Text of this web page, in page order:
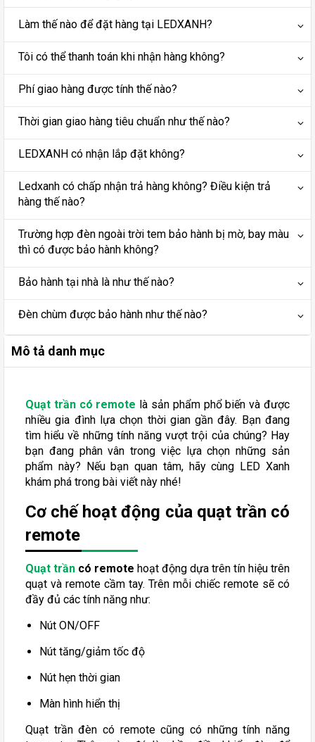
Làm thế nào để đặt hàng tại LEDXANH?
Tôi có thể thanh toán khi nhận hàng không?
Phí giao hàng được tính thế nào?
Thời gian giao hàng tiêu chuẩn như thế nào?
LEDXANH có nhận lắp đặt không?
Ledxanh có chấp nhận trả hàng không? Điều kiện trả
hàng thế nào?
Trường hợp đèn ngoài trời tem bảo hành bị mờ, bay màu
thì có được bảo hành không?
Bảo hành tại nhà là như thế nào?
Đèn chùm được bảo hành như thế nào?
Mô tả danh mục
Quạt trần có remote là sản phẩm phổ biến và được
nhiều gia đình lựa chọn thời gian gần đây. Bạn đang
tìm hiểu về những tính năng vượt trội của chúng? Hay
bạn đang phân vân trong việc lựa chọn những sản
phẩm này? Nếu bạn quan tâm, hãy cùng LED Xanh
khám phá trong bài viết này nhé!
Cơ chế hoạt động của quạt trần có
remote
Quạt trần có remote hoạt động dựa trên tín hiệu trên
quạt và remote cầm tay. Trên mỗi chiếc remote sẽ có
đầy đủ các tính năng như:
Nút ON/OFF
Nút tăng/giảm tốc độ
Nút hẹn thời gian
Màn hình hiển thị
Quạt trần đèn có remote cũng có những tính năng